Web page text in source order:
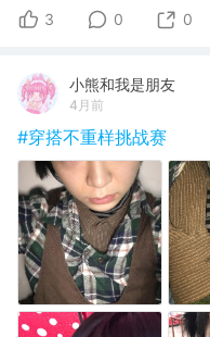
3 0 0
小熊和我是朋友
4月前
#穿搭不重样挑战赛